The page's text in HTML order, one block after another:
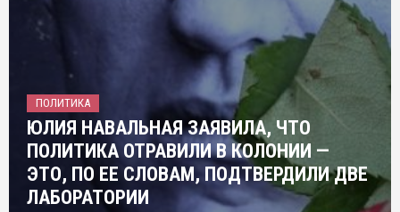
ПОЛИТИКА
ЮЛИЯ НАВАЛЬНАЯ ЗАЯВИЛА, ЧТО
ПОЛИТИКА ОТРАВИЛИ В КОЛОНИИ —
ЭТО, ПО ЕЕ СЛОВАМ, ПОДТВЕРДИЛИ ДВЕ
ЛАБОРАТОРИИ